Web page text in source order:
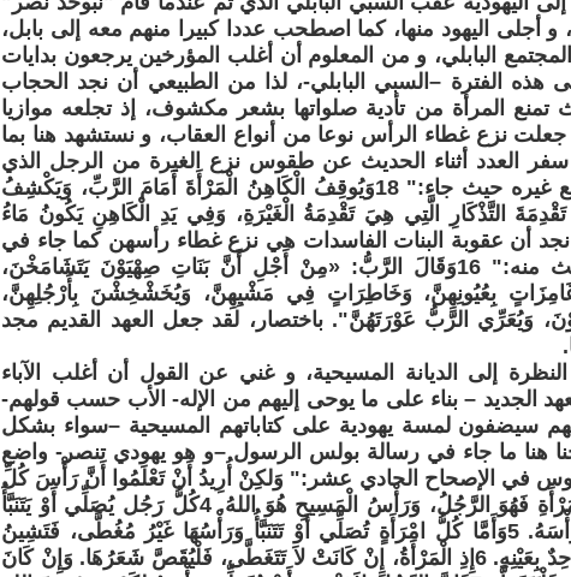
فلسطين سنة 597 ق.م، و أجلى اليهود منها، كما اصطحب عددا كبيرا منهم معه إلى بابل،
البابلي، و من المعلوم أن أغلب المؤرخين يرجعون بدايات
هذه الفترة –السبي البابلي-، لذا من الطبيعي أن نجد الحجاب
تمنع المرأة من تأدية صلواتها بشعر مكشوف، إذ تجلعه موازيا
جعلت نزع غطاء الرأس نوعا من أنواع العقاب، و نستشهد هنا بما
العدد أثناء الحديث عن طقوس نزع الغيرة من الرجل الذي
يشك في أن زوجته قد خانته مع غيره حيث جاء:" 18وَيُوقِفُ الْكَاهِنُ الْمَرْأَةَ أَمَامَ الرَّبِّ، وَيَكْشِفُ
التَّذْكَارِ الَّتِي هِيَ تَقْدِمَةُ الْغَيْرَةِ، وَفِي يَدِ الْكَاهِنِ يَكُونُ مَاءُ
أن عقوبة البنات الفاسدات هي نزع غطاء رأسهن كما جاء في
سفر اشعياء في الإصحاح الثالث منه:" 16وَقَالَ الرَّبُّ: «مِنْ أَجْلِ أَنَّ بَنَاتِ صِهْيَوْنَ يَتَشَامَخْنَ،
بِعُيُونِهِنَّ، وَخَاطِرَاتٍ فِي مَشْيِهِنَّ، وَيُخَشْخِشْنَ بِأَرْجُلِهِنَّ،
وَيُعَرِّي الرَّبُّ عَوْرَتَهُنَّ". باختصار، لقد جعل العهد القديم مجد
إلى الديانة المسيحية، و غني عن القول أن أغلب الآباء
الجديد – بناء على ما يوحى إليهم من الإله- الأب حسب قولهم-
أنهم سيضفون لمسة يهودية على كتاباتهم المسيحية –سواء بشكل
هنا ما جاء في رسالة بولس الرسول –و هو يهودي تنصر- واضع
في الإصحاح الحادي عشر:" وَلكِنْ أُرِيدُ أَنْ تَعْلَمُوا أَنَّ رَأْسَ كُلِّ
رَجُل هُوَ الْمَسِيحُ، وَأَمَّا رَأْسُ الْمَرْأَةِ فَهُوَ الرَّجُلُ، وَرَأْسُ الْمَسِيحِ هُوَ اللهُ. 4كُلُّ رَجُل يُصَلِّي أَوْ يَتَنَبَّأُ
وَلَهُ عَلَى رَأْسِهِ شَيْءٌ، يَشِينُ رَأْسَهُ. 5وَأَمَّا كُلُّ امْرَأَةٍ تُصَلِّي أَوْ تَتَنَبَّأُ وَرَأْسُهَا غَيْرُ مُغُطَّى، فَتَشِينُ
رَأْسَهَا، لأَنَّهَا وَالْمَحْلُوقَةَ شَيْءٌ وَاحِدٌ بِعَيْنِهِ. 6إِذِ الْمَرْأَةُ، إِنْ كَانَتْ لاَ تَتَغَطَّى، فَلْيُقَصَّ شَعَرُهَا. وَإِنْ كَانَ